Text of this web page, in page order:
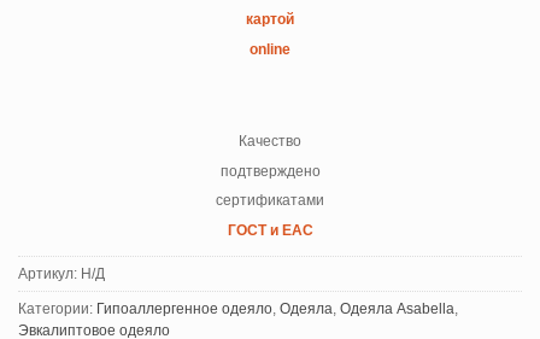
картой
online
Качество
подтверждено
сертификатами
ГОСТ и ЕАС
Артикул: Н/Д
Категории: Гипоаллергенное одеяло Одеяла Одеяла Asabella
Эвкалиптовое одеяло